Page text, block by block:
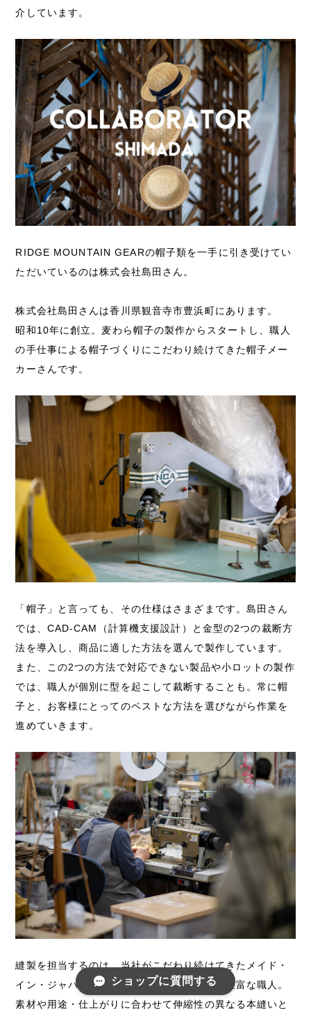
介しています。
RIDGE MOUNTAIN GEARの帽子類を一手に引き受けてい
ただいているのは株式会社島田さん。
株式会社島田さんは香川県観音寺市豊浜町にあります。
昭和10年に創立。麦わら帽子の製作からスタートし、職人
の手仕事による帽子づくりにこだわり続けてきた帽子メー
カーさんです。
「帽子」と言っても、その仕様はさまざまです。島田さん
では、CAD-CAM（計算機支援設計）と金型の2つの裁断方
法を導入し、商品に適した方法を選んで製作しています。
また、この2つの方法で対応できない製品や小ロットの製作
では、職人が個別に型を起こして裁断することも。常に帽
子と、お客様にとってのベストな方法を選びながら作業を
進めていきます。
縫製を担当するのは、当社がこだわり続けてきたメイド・
イン・ジャパンの帽子づくりを支える、経験豊富な職人。
素材や用途・仕上がりに合わせて伸縮性の異なる本縫いと
ショップに質問する